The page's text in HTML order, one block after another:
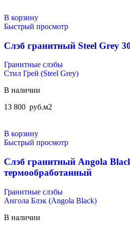
В корзину
Быстрый просмотр
Слэб гранитный Steel Grey
Гранитные слэбы
Стил Грей (Steel Grey)
В наличии
13 800 руб.м2
В корзину
Быстрый просмотр
Слэб гранитный Angola
термообработанный
Гранитные слэбы
Ангола Блэк (Angola Black)
В наличии